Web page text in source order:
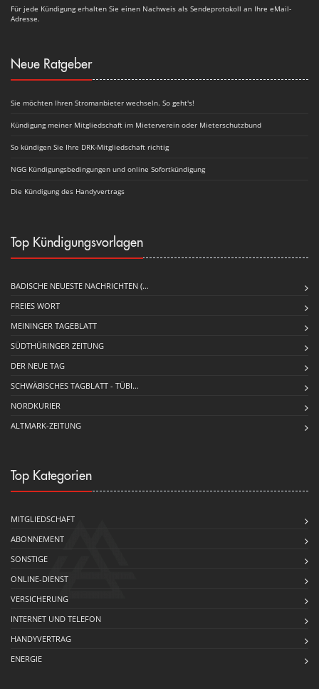
Für jede Kündigung erhalten Sie einen Nachweis als Sendeprotokoll an Ihre eMail-
Adresse.
Neue Ratgeber
Sie möchten Ihren Stromanbieter wechseln. So geht's!
Kündigung meiner Mitgliedschaft im Mieterverein oder Mieterschutzbund
So kündigen Sie Ihre DRK-Mitgliedschaft richtig
NGG Kündigungsbedingungen und online Sofortkündigung
Die Kündigung des Handyvertrags
Top Kündigungsvorlagen
BADISCHE NEUESTE NACHRICHTEN (…
FREIES WORT
MEININGER TAGEBLATT
SÜDTHÜRINGER ZEITUNG
DER NEUE TAG
SCHWÄBISCHES TAGBLATT - TÜBI…
NORDKURIER
ALTMARK-ZEITUNG
Top Kategorien
MITGLIEDSCHAFT
ABONNEMENT
SONSTIGE
ONLINE-DIENST
VERSICHERUNG
INTERNET UND TELEFON
HANDYVERTRAG
ENERGIE